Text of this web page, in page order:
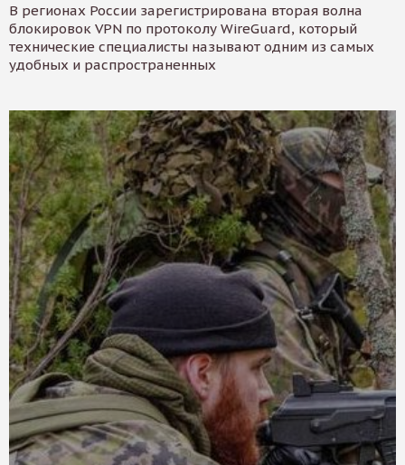
В регионах России зарегистрирована вторая волна
блокировок VPN по протоколу WireGuard, который
технические специалисты называют одним из самых
удобных и распространенных